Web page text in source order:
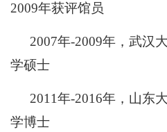
2009年获评馆员
2007年-2009年，武汉
学硕士
2011年-2016年，山东
学博士